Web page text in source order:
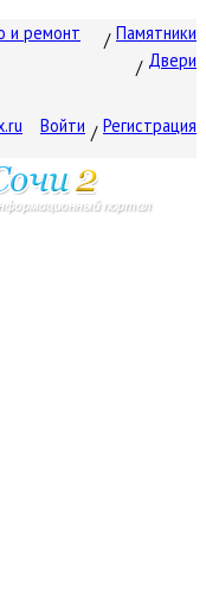
и ремонт
Памятники
Двери
Войти Регистрация